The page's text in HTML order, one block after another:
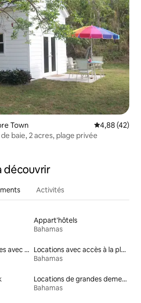
Town Évaluation
4,88 (42)
baie, 2 acres, plage privée
découvrir
Activités
Appart'hôtels
Bahamas
Locations de vacances avec piscine
Locations avec accès à la plage
Bahamas
Locations de grandes demeures
Bahamas